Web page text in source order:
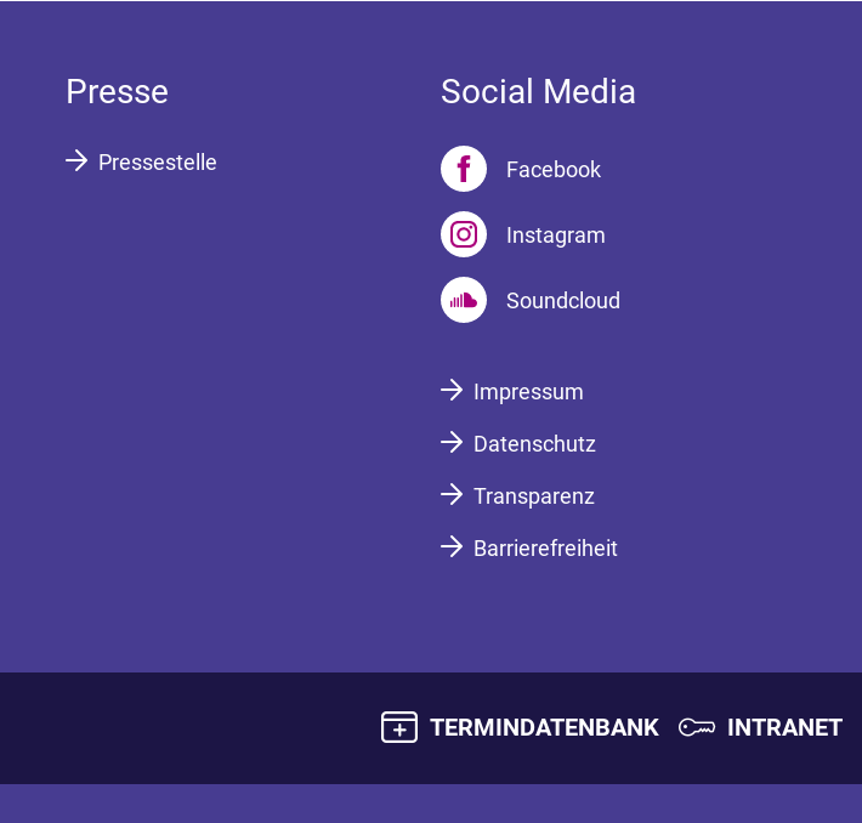
Presse
Pressestelle
Social Media
Facebook
Instagram
Soundcloud
Impressum
Datenschutz
Transparenz
Barrierefreiheit
TERMINDATENBANK INTRANET